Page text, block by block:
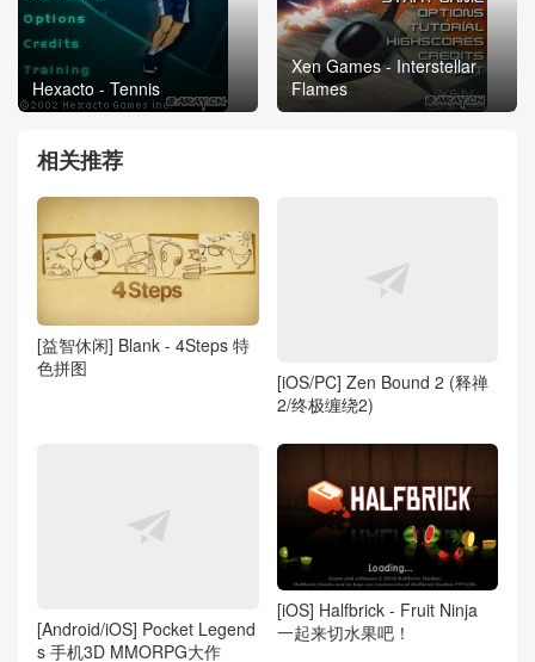
Hexacto - Tennis
Xen Games - Interstellar
Flames
相关推荐
[益智休闲] Blank - 4Steps 特
色拼图
[iOS/PC] Zen Bound 2 (释禅
2/终极缠绕2)
[Android/iOS] Pocket Legend
s 手机3D MMORPG大作
[iOS] Halfbrick - Fruit Ninja
一起来切水果吧！